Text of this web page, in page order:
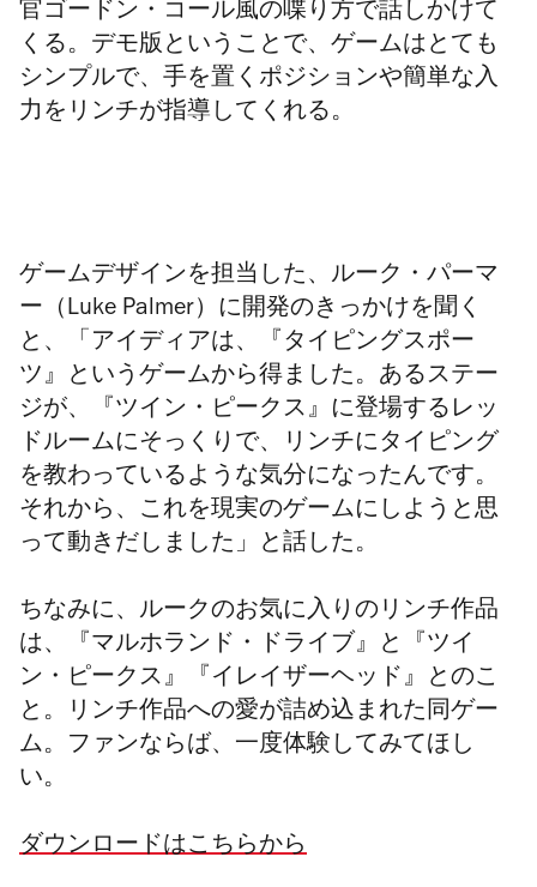
官 ゴードン・コール風の喋り方で話しかけて
くる。デモ版ということで、ゲームはとても
シンプルで、手を置くポジションや簡単な入
力をリンチが指導してくれる。
ゲームデザインを担当した、ルーク・パーマ
ー（Luke Palmer）に開発のきっかけを聞く
と、「 アイディア は、『タイピングスポー
ツ』というゲームから得ました。あるステー
ジが、『ツイン・ピークス』に登場するレッ
ドルームにそっくりで、リンチにタイピング
を教わっているような気分になったんです。
それから、これを現実のゲームにしようと思
って動きだしました」と話した。
ちなみに、ルークのお気に入りのリンチ作品
は、『マルホランド・ドライブ』と『ツイ
ン・ピークス』『イレイザーヘッド』とのこ
と。
リンチ作品への愛が詰め込まれた同ゲー
ム。ファンならば、一度体験してみてほし
い。
ダウンロードはこちらから